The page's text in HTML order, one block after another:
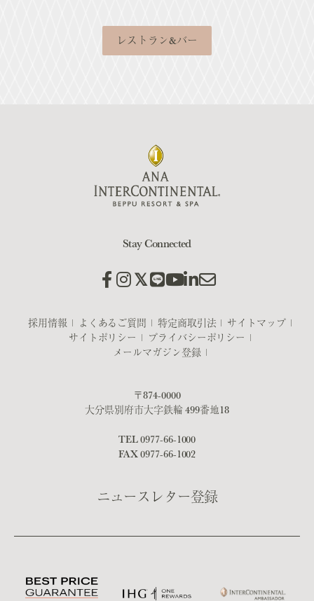
レストラン&バー
Stay Connected
採用情報 よくあるご質問 特定商取引法
サイトマップ
サイトポリシー
プライバシーポリシー
メールマガジン登録
〒874-0000
大分県別府市大字鉄輪 499番地18
TEL0977-66-1000
FAX 0977-66-1002
ニュースレター登録